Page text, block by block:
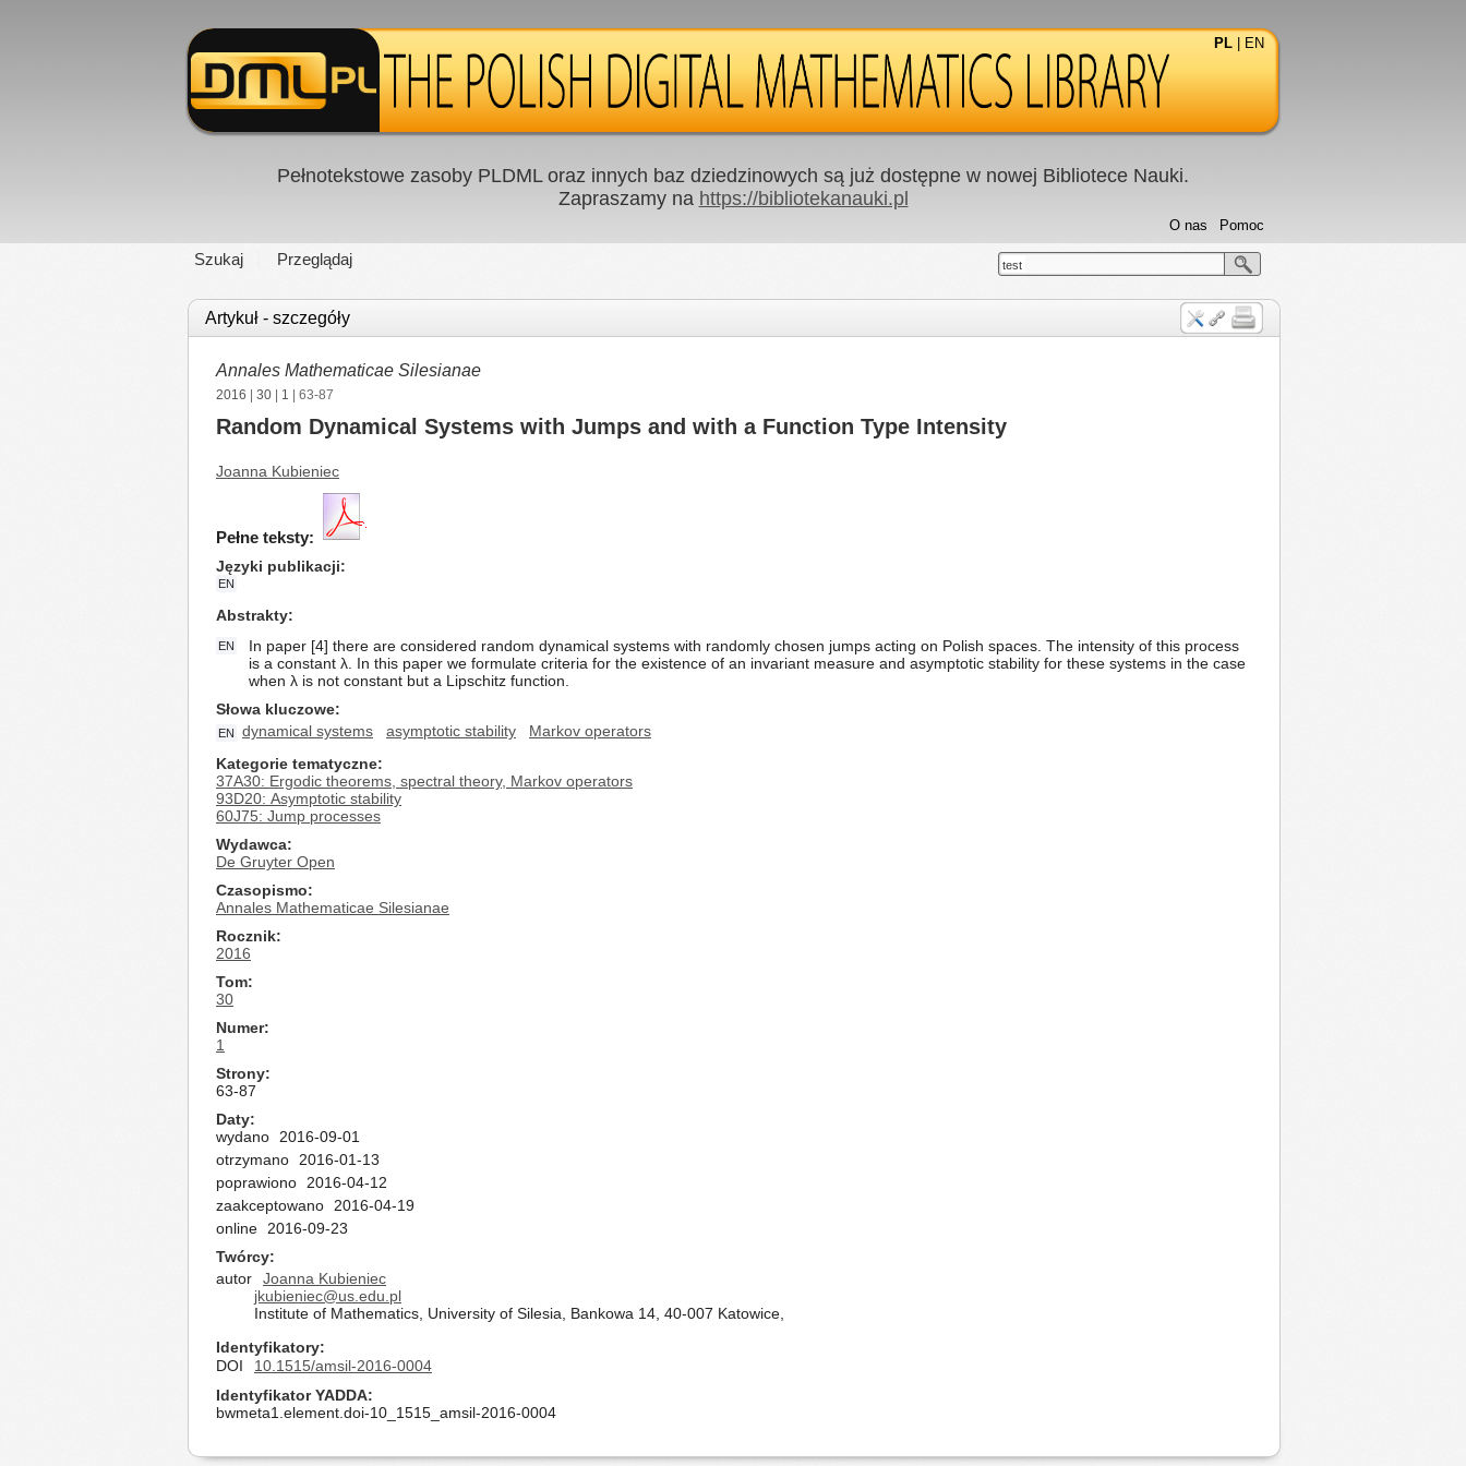
PL EN
Pełnotekstowe zasoby PLDML oraz innych baz dziedzinowych są już dostępne w nowej Bibliotece Nauki.
Zapraszamy na https://bibliotekanauki.pl
Szukaj Przeglądaj
Pomoc
O nas
test
Artykuł - szczegóły
Annales Mathematicae Silesianae
2016 30 1 | 63-87
Random Dynamical Systems with Jumps and with a Function Type Intensity
Joanna Kubieniec
Pełne teksty:
Języki publikacji
EN
Abstrakty
EN
In paper [4] there are considered random dynamical systems with randomly chosen jumps acting on Polish spaces. The intensity of this process
is a constant λ. In this paper we formulate criteria for the existence of an invariant measure and asymptotic stability for these systems in the case
when λ is not constant but a Lipschitz function.
Słowa kluczowe
EN dynamical systems asymptotic stability
Markov operators
Kategorie tematyczne
37A30: Ergodic theorems, spectral theory, Markov operators
93D20: Asymptotic stability
60J75: Jump processes
Wydawca
De Gruyter Open
Czasopismo
Annales Mathematicae Silesianae
Rocznik
2016
Tom
30
Numer
1
Strony
63-87
Daty
wydano
2016-09-01
otrzymano
2016-01-13
poprawiono
2016-04-12
zaakceptowano
2016-04-19
online
2016-09-23
Twórcy
autor
Joanna Kubieniec
jkubieniec@us.edu.pl
Institute of Mathematics, University of Silesia, Bankowa 14, 40-007 Katowice,
Identyfikatory
DOI
10.1515/amsil-2016-0004
Identyfikator YADDA
bwmeta1.element.doi-10_1515_amsil-2016-0004